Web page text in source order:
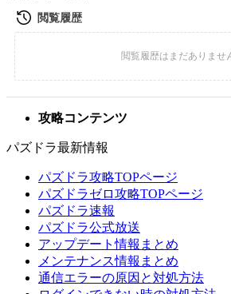
攻略コンテンツ
パズドラ最新情報
パズドラ攻略TOPページ
パズドラゼロ攻略TOPページ
パズドラ速報
パズドラ公式放送
アップデート情報まとめ
メンテナンス情報まとめ
通信エラーの原因と対処方法